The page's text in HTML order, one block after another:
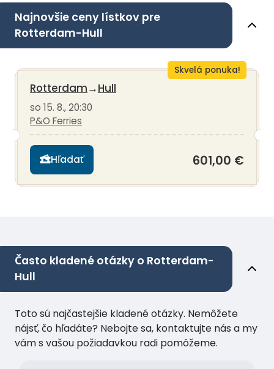
Najnovšie ceny lístkov pre
Rotterdam-Hull
Skvelá ponuka!
Rotterdam→Hull
so 15. 8., 20:30
P&O Ferries
Hľadať 601,00 €
Často kladené otázky o Rotterdam-
Hull
Toto sú najčastejšie kladené otázky. Nemôžete
nájsť, čo hľadáte? Nebojte sa, kontaktujte nás a my
vám s vašou požiadavkou radi pomôžeme.